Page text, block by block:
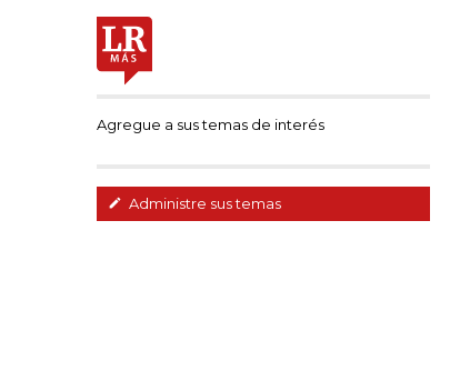
Agregue a sus temas de interés
Administre sus temas